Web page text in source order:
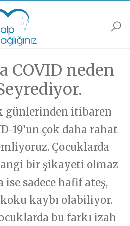
Anasayfa
Podcastler
Yapay Zeka
Araştırma/Haberler
Yaşama/ Yaşlanma
Kalbinize Dair
- Cevap
Haberler
COVID neden
günlerinden itibaren
19’un çok daha rahat
Çocuklarda
bir şikayeti olmaz
sadece hafif ateş,
kaybı olabiliyor.
bu farkı izah
Sor
sorununuzu sorun,
istiyorsanız,
bize ulaşabilirsiniz.